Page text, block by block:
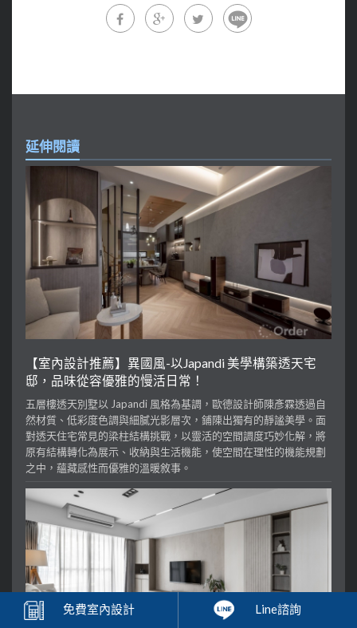
免費室內設計 Line諮詢
延伸閱讀
【室內設計推薦】異國風-以Japandi 美學構築透天宅
邸，品味從容優雅的慢活日常！
五層樓透天別墅以 Japandi 風格為基調，歐德設計師陳彥霖透過自
然材質、低彩度色調與細膩光影層次，鋪陳出獨有的靜謐美學。面
對透天住宅常見的梁柱結構挑戰，以靈活的空間調度巧妙化解，將
原有結構轉化為展示、收納與生活機能，使空間在理性的機能規劃
之中，蘊藏感性而優雅的溫暖敘事。